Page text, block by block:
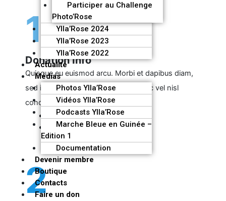
Participer au Challenge
Photo’Rose
Ylla’Rose 2024
Ylla’Rose 2023
Ylla’Rose 2022
Actualité
Médias
Photos Ylla’Rose
Vidéos Ylla’Rose
Podcasts Ylla’Rose
Marche Bleue en Guinée –
Edition 1
Documentation
Devenir membre
Boutique
Contacts
Faire un don
1
Donation Info
Quisque eu euismod arcu. Morbi et dapibus diam,
sed interdum velit. Proin tempor nunc vel nisl
condimentum.
In sit amet augue non dui
Proin quis elit lacinia arcu
2